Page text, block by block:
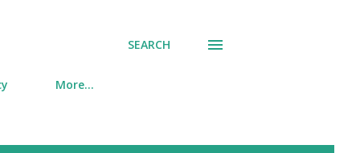
SEARCH
More…